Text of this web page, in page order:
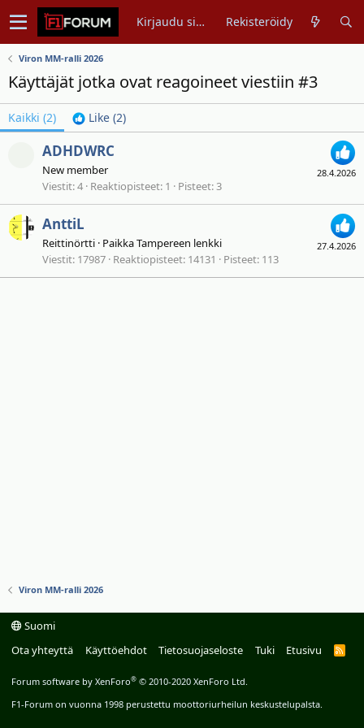
Kirjaudu sisään Rekisteröidy
Viron MM-ralli 2026
Käyttäjät jotka ovat reagoineet viestiin #3
Kaikki (2) Like (2)
28.4.2026
ADHDWRC
New member
Viestit 4 Reaktiopisteet 1 Pisteet 3
27.4.2026
AnttiL
Reittinörtti · PaikkaTampereen lenkki
Viestit 17987 Reaktiopisteet 14131 Pisteet 113
Viron MM-ralli 2026
Suomi
Ota yhteyttä
Käyttöehdot Tietosuojaseloste Tuki Etusivu
R
Forum software by XenForo® © 2010-2020 XenForo Ltd.
F1-Forum on vuonna 1998 perustettu moottoriurheilun keskustelupalsta.